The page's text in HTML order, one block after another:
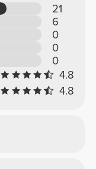
21
6
0
0
0
4.8
4.8